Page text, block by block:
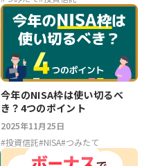
今年のNISA枠は使い切るべ
き？4つのポイント
2025年11月25日
#投資信託#NISA#つみたて